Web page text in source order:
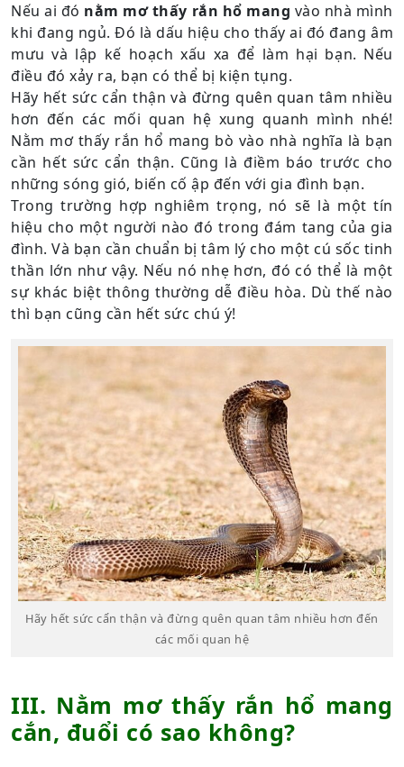
Nếu ai đó nằm mơ thấy rắn hổ mang vào nhà mình
khi đang ngủ. Đó là dấu hiệu cho thấy ai đó đang âm
mưu và lập kế hoạch xấu xa để làm hại bạn. Nếu
điều đó xảy ra, bạn có thể bị kiện tụng.
Hãy hết sức cẩn thận và đừng quên quan tâm nhiều
hơn đến các mối quan hệ xung quanh mình nhé!
Nằm mơ thấy rắn hổ mang bò vào nhà nghĩa là bạn
cần hết sức cẩn thận. Cũng là điềm báo trước cho
những sóng gió, biến cố ập đến với gia đình bạn.
Trong trường hợp nghiêm trọng, nó sẽ là một tín
hiệu cho một người nào đó trong đám tang của gia
đình. Và bạn cần chuẩn bị tâm lý cho một cú sốc tinh
thần lớn như vậy. Nếu nó nhẹ hơn, đó có thể là một
sự khác biệt thông thường dễ điều hòa. Dù thế nào
thì bạn cũng cần hết sức chú ý!
Hãy hết sức cẩn thận và đừng quên quan tâm nhiều hơn đến
các mối quan hệ
III. Nằm mơ thấy rắn hổ mang
cắn, đuổi có sao không?